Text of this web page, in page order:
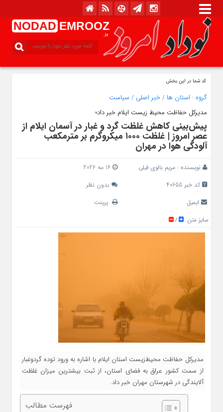
NODAD EMROOZ
.ir
کد شما در این بخش
گروه : استان ها /خبر اصلی / سیاست
مدیرکل حفاظت محیط‌ زیست ایلام خبر داد؛
پیش‌بینی کاهش غلظت گرد و غبار در آسمان ایلام از
عصر امروز | غلظت ۱۰۰۰ میکروگرم بر مترمکعب
آلودگی هوا در مهران
نویسنده : مریم بالوی فیلی
16 مه 2026
کد خبر 40655
بدون نظر
ایمیل
پرینت
سایز متن
/
مدیرکل حفاظت محیط‌زیست استان ایلام با اشاره به ورود توده گردوغبار
از سمت کشور عراق به فضای استان، از ثبت بیشترین میزان غلظت
آلایندگی در شهرستان مهران خبر داد.
فهرست مطالب